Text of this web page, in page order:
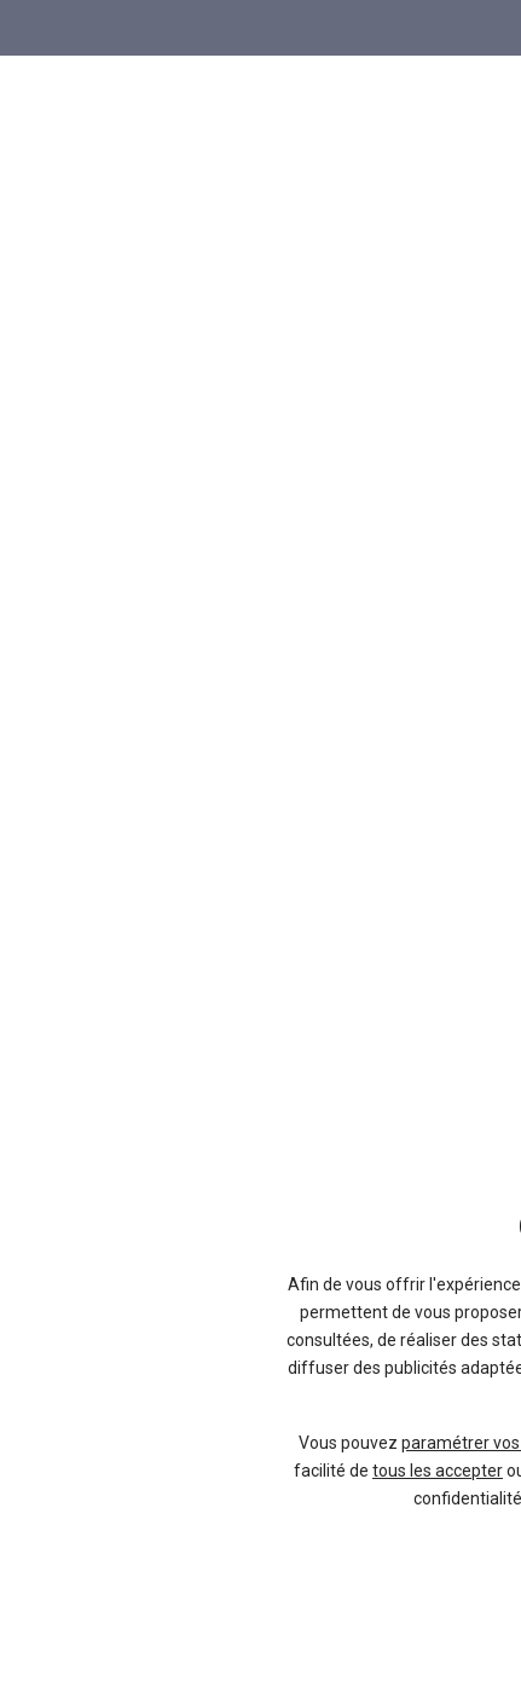
véhicules, c’est l’énergie. La
peut demander du gazole, sans
voiture neuve par énergie
afin
d’alimentation corresponde bien
diesel, roulant au dCi chez Renault
par exemple utile si vous
distances. Tandis qu’une voiture
respectivement, se montre
majoritairement en ville.
Sans oublier les voitures
Afin de vous offrir
permettent de vous
consultées, de réaliser des
diffuser des publicités
Vous pouvezparamétrer
facilité de tous les accepter